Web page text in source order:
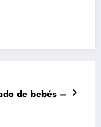
de bebés –